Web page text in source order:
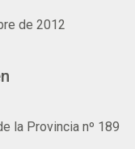
de 2012
la Provincia nº 189